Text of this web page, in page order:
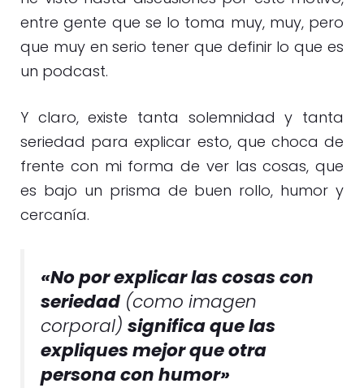
entre gente que se lo toma muy, muy, pero
que muy en serio tener que definir lo que es
un podcast.
Y claro, existe tanta solemnidad y tanta
seriedad para explicar esto, que choca de
frente con mi forma de ver las cosas, que
es bajo un prisma de buen rollo, humor y
cercanía.
«No por explicar las cosas con
seriedad (como imagen
corporal) significa que las
expliques mejor que otra
persona con humor»